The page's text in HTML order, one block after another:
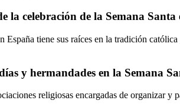
la celebración de la Semana Santa
España tiene sus raíces en la tradición
y hermandades en la Semana
religiosas encargadas de organizar